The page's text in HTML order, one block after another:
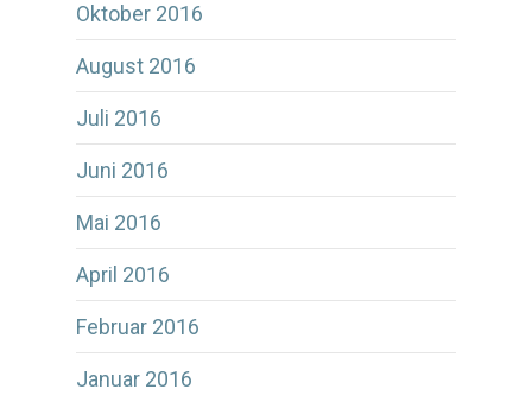
Oktober 2016
August 2016
Juli 2016
Juni 2016
Mai 2016
April 2016
Februar 2016
Januar 2016